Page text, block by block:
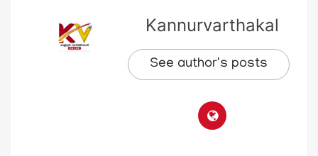
Kannurvarthakal
See author's posts